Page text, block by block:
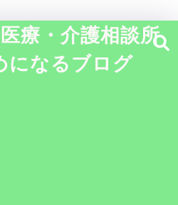
療・介護相談所
になるブログ